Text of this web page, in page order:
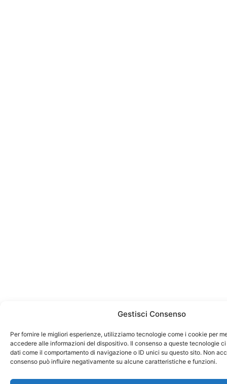
Gestisci Consenso
Per fornire le migliori esperienze, utilizziamo tecnologie come i cookie per
accedere alle informazioni del dispositivo. Il consenso a queste tecnologie
dati come il comportamento di navigazione o ID unici su questo sito. Non
consenso può influire negativamente su alcune caratteristiche e funzioni.